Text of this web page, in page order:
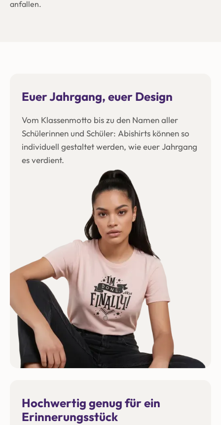
anfallen.
Euer Jahrgang, euer Design
Vom Klassenmotto bis zu den Namen aller
Schülerinnen und Schüler: Abishirts können so
individuell gestaltet werden, wie euer Jahrgang
es verdient.
Hochwertig genug für ein
Erinnerungsstück